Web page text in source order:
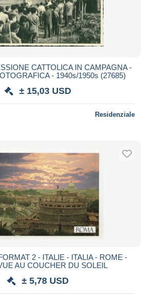
CATTOLICA IN CAMPAGNA -
- 1940s/1950s (27685)
± 15,03 USD
Residenziale
2 - ITALIE - ITALIA - ROME -
AU COUCHER DU SOLEIL
± 5,78 USD